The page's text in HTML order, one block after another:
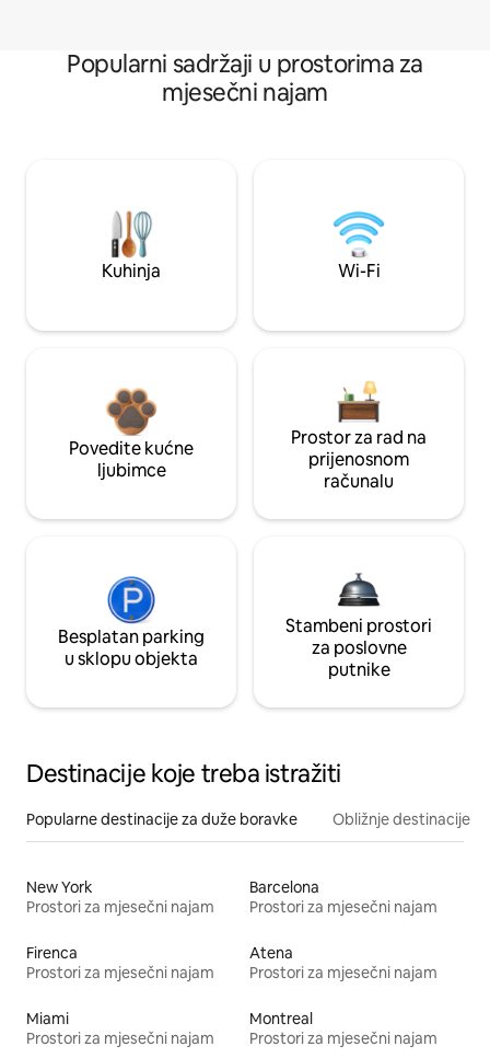
Popularni sadržaji u prostorima za
mjesečni najam
Kuhinja Wi-Fi
Povedite kućne
ljubimce
Prostor za rad na
prijenosnom
računalu
Besplatan parking
u sklopu objekta
Stambeni prostori
za poslovne
putnike
Destinacije koje treba istražiti
Popularne destinacije za duže boravke Obližnje destinacije
New York
Prostori za mjesečni najam
Barcelona
Prostori za mjesečni najam
Firenca
Prostori za mjesečni najam
Atena
Prostori za mjesečni najam
Miami
Prostori za mjesečni najam
Montreal
Prostori za mjesečni najam